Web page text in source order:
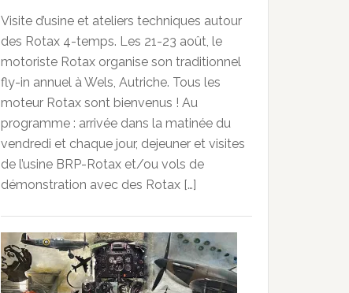
Visite d’usine et ateliers techniques autour
des Rotax 4-temps. Les 21-23 août, le
motoriste Rotax organise son traditionnel
fly-in annuel à Wels, Autriche. Tous les
moteur Rotax sont bienvenus ! Au
programme : arrivée dans la matinée du
vendredi et chaque jour, dejeuner et visites
de l’usine BRP-Rotax et/ou vols de
démonstration avec des Rotax […]